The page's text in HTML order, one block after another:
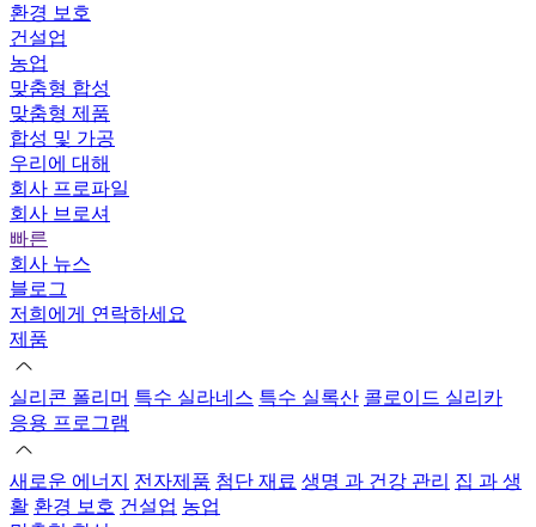
환경 보호
건설업
농업
맞춤형 합성
맞춤형 제품
합성 및 가공
우리에 대해
회사 프로파일
회사 브로셔
빠른
회사 뉴스
블로그
저희에게 연락하세요
제품
실리콘 폴리머 특수 실라네스 특수 실록산 콜로이드 실리카
응용 프로그램
새로운 에너지 전자제품 첨단 재료 생명 과 건강 관리 집 과 생
활 환경 보호 건설업 농업